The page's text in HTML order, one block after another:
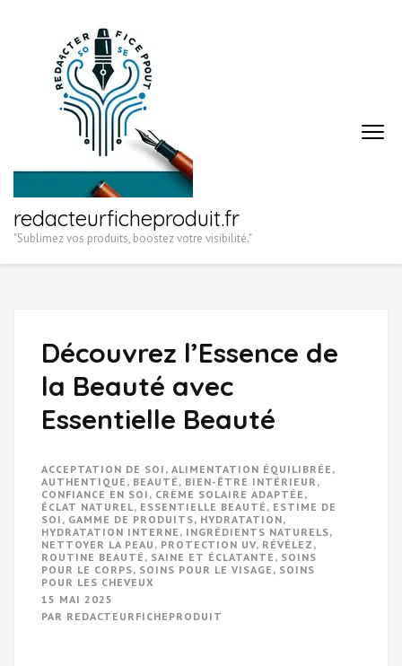
redacteurficheproduit.fr
"Sublimez vos produits, boostez votre visibilité."
Découvrez l’Essence de
la Beauté avec
Essentielle Beauté
ACCEPTATION DE SOI , ALIMENTATION ÉQUILIBRÉE ,
AUTHENTIQUE , BEAUTÉ , BIEN-ÊTRE INTÉRIEUR ,
CONFIANCE EN SOI , CRÈME SOLAIRE ADAPTÉE ,
ÉCLAT NATUREL, ESSENTIELLE BEAUTÉ , ESTIME DE
SOI , GAMME DE PRODUITS, HYDRATATION,
HYDRATATION INTERNE , INGRÉDIENTS NATURELS,
NETTOYER LA PEAU , PROTECTION UV, RÉVÉLEZ ,
ROUTINE BEAUTÉ , SAINE ET ÉCLATANTE , SOINS
POUR LE CORPS, SOINS POUR LE VISAGE , SOINS
POUR LES CHEVEUX
15 MAI 2025
PAR REDACTEURFICHEPRODUIT